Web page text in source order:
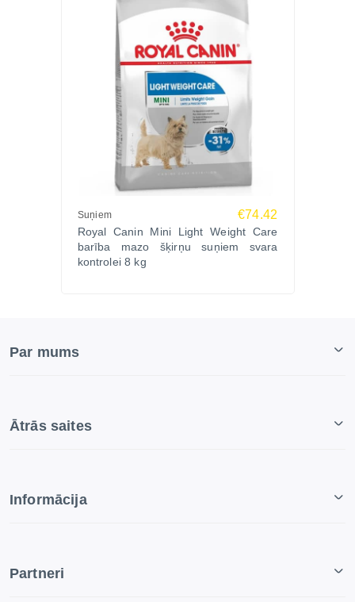
Suņiem €74.42
Royal Canin Mini Light Weight Care
barība mazo šķirņu suņiem svara
kontrolei 8 kg
Par mums
Ātrās saites
Informācija
Partneri